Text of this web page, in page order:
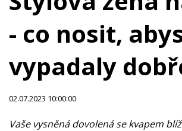
- co nosit,
vypadaly
02.07.2023 10:00:00
Vaše vysněná dovolená se kvapem